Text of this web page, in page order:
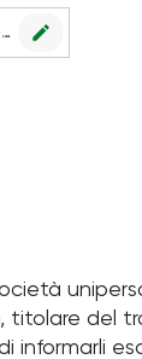
Kein Geschäft ausgewählt. Wählen Sie Ihr bevorzugtes Geschäft, um alle Angebote sehen zu können. edit
del